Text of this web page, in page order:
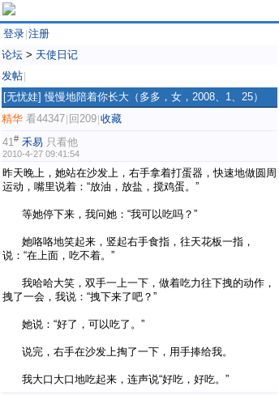
登录 注册
论坛 > 天使日记
发帖
[无忧娃] 慢慢地陪着你长大（多多，女，2008、1、25）
精华 看44347 回209 收藏
41# 禾易 只看他
2010-4-27 09:41:54
昨天晚上，她站在沙发上，右手拿着打蛋器，快速地做圆周
运动，嘴里说着：“放油，放盐，搅鸡蛋。”
等她停下来，我问她：“我可以吃吗？”
她咯咯地笑起来，竖起右手食指，往天花板一指，
说：“在上面，吃不着。”
我哈哈大笑，双手一上一下，做着吃力往下拽的动作，
拽了一会，我说：“拽下来了吧？”
她说：“好了，可以吃了。”
说完，右手在沙发上掏了一下，用手捧给我。
我大口大口地吃起来，连声说“好吃，好吃。”